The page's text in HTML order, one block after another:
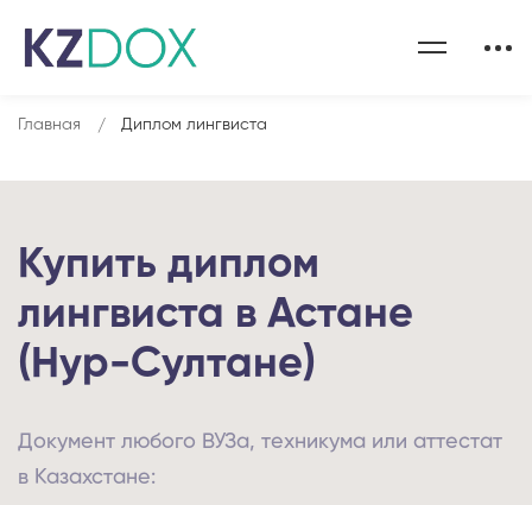
Главная Диплом лингвиста
Купить диплом
лингвиста в Астане
(Нур-Султане)
Документ любого ВУЗа, техникума или аттестат
в Казахстане: